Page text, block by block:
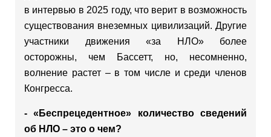
в интервью в 2025 году, что верит в возможность
существования внеземных цивилизаций. Другие
участники движения «за НЛО» более
осторожны, чем Бассетт, но, несомненно,
волнение растет – в том числе и среди членов
Конгресса.
- «Беспрецедентное» количество сведений
об НЛО – это о чем?